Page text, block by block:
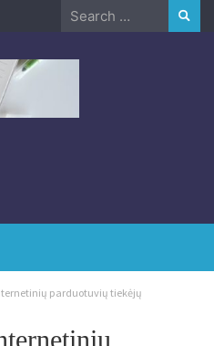
Search
parduotuvių tiekėjų